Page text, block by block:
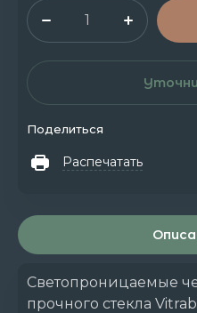
Поделиться
Распечатать
Светопроницаемые
прочного стекла